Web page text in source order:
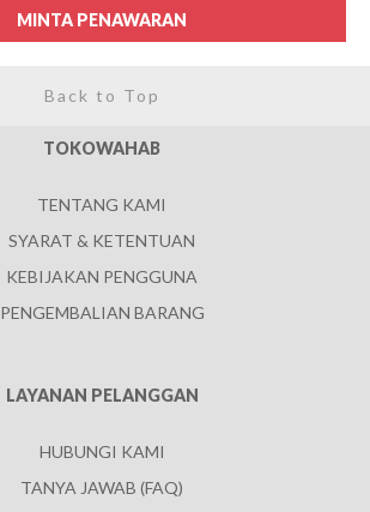
MINTA PENAWARAN
Back to Top
TOKOWAHAB
TENTANG KAMI
SYARAT & KETENTUAN
KEBIJAKAN PENGGUNA
PENGEMBALIAN BARANG
LAYANAN PELANGGAN
HUBUNGI KAMI
TANYA JAWAB (FAQ)